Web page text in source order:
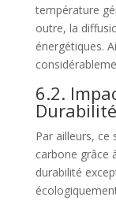
température
outre, la
énergétiques.
6.2.
Durabilité
Par ailleurs,
carbone grâce
durabilité